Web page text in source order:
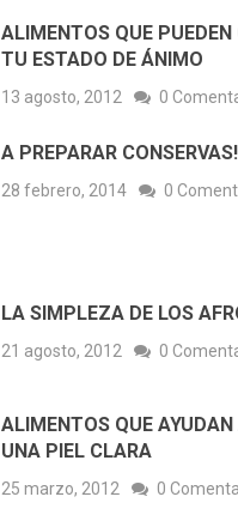
ALIMENTOS QUE
TU ESTADO DE ÁNIMO
13 agosto, 2012 0
A PREPARAR CONSERVAS!
28 febrero, 2014 0
LA SIMPLEZA DE LOS
21 agosto, 2012 0
ALIMENTOS QUE
UNA PIEL CLARA
25 marzo, 2012 0